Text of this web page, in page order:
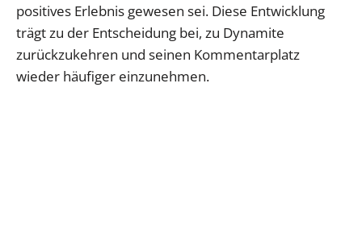
positives Erlebnis gewesen sei. Diese Entwicklung
trägt zu der Entscheidung bei, zu Dynamite
zurückzukehren und seinen Kommentarplatz
wieder häufiger einzunehmen.